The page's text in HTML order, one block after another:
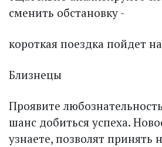
сменить обстановку -
короткая поездка пойдет
Близнецы
Проявите
шанс добиться успеха.
узнаете, позволят принять